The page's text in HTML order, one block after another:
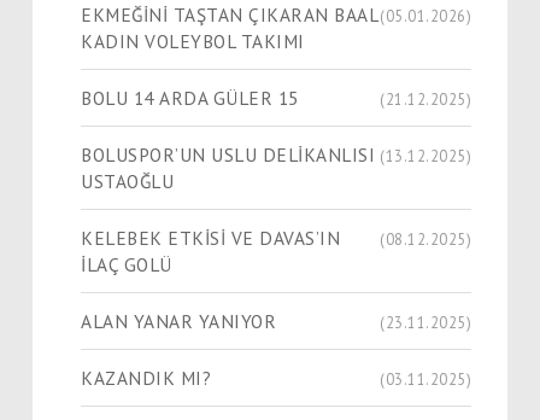
EKMEĞİNİ TAŞTAN ÇIKARAN BAAL
KADIN VOLEYBOL TAKIMI
(05.01.2026)
BOLU 14 ARDA GÜLER 15 (21.12.2025)
BOLUSPOR’UN USLU DELİKANLISI
USTAOĞLU
(13.12.2025)
KELEBEK ETKİSİ VE DAVAS’IN
İLAÇ GOLÜ
(08.12.2025)
ALAN YANAR YANIYOR (23.11.2025)
KAZANDIK MI? (03.11.2025)